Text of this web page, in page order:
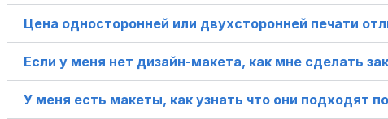
Цена односторонней или двухсторонней печати
Если у меня нет дизайн-макета, как мне сделать
У меня есть макеты, как узнать что они подходят